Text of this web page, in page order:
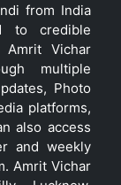
from India
to credible
Amrit Vichar
multiple
Photo
platforms,
also access
and weekly
Amrit Vichar